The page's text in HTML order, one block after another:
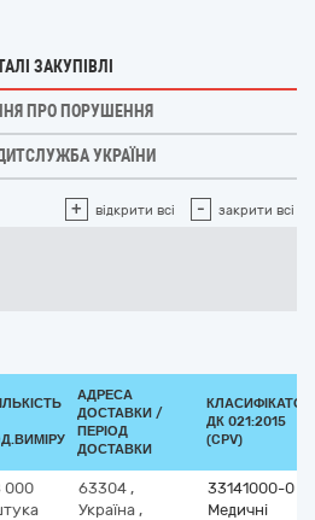
ЗАКУПІВЛІ
ПРО ПОРУШЕННЯ
УКРАЇНИ
+ відкрити всі - закрити всі
АДРЕСА
ДОСТАВКИ /
ПЕРІОД
ДОСТАВКИ
КЛАСИФІКАТОР
ДК 021:2015
(CPV)
000
63304 ,
Україна ,
33141000-0
Медичні